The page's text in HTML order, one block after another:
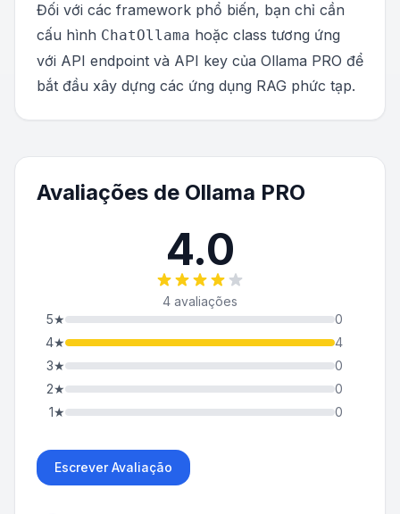
Đối với các framework phổ biến, bạn chỉ cần
cấu hình ChatOllama hoặc class tương ứng
với API endpoint và API key của Ollama PRO để
bắt đầu xây dựng các ứng dụng RAG phức tạp.
Avaliações de Ollama PRO
4.0
4 avaliações
5★
0
4★
4
3★
0
2★
0
1★ 0
Escrever Avaliação